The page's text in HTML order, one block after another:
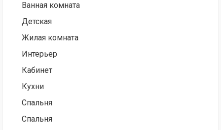
Ванная комната
Детская
Жилая комната
Интерьер
Кабинет
Кухни
Спальня
Спальня